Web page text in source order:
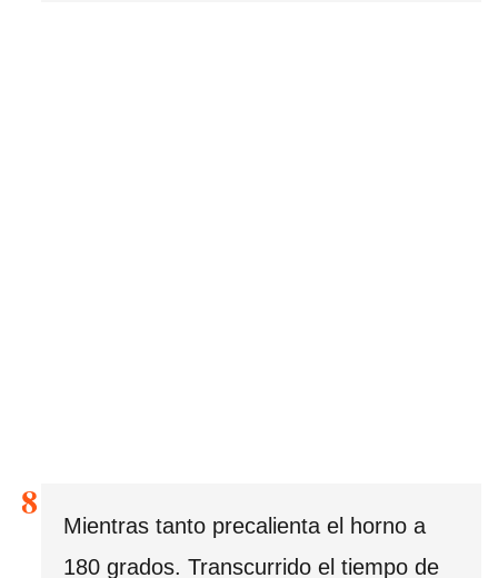
Mientras tanto precalienta el horno a
180 grados. Transcurrido el tiempo de